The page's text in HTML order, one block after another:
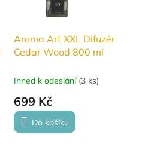
Aroma Art XXL Difuzér
Cedar Wood 800 ml
Ihned k odeslání (3 ks)
699 Kč
Do košíku